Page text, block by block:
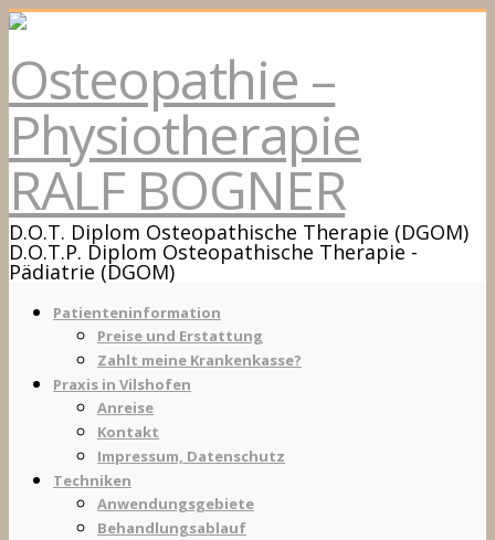
Osteopathie –
Physiotherapie
RALF BOGNER
D.O.T. Diplom Osteopathische Therapie (DGOM)
D.O.T.P. Diplom Osteopathische Therapie -
Pädiatrie (DGOM)
Patienteninformation
Preise und Erstattung
Zahlt meine Krankenkasse?
Praxis in Vilshofen
Anreise
Kontakt
Impressum, Datenschutz
Techniken
Anwendungsgebiete
Behandlungsablauf